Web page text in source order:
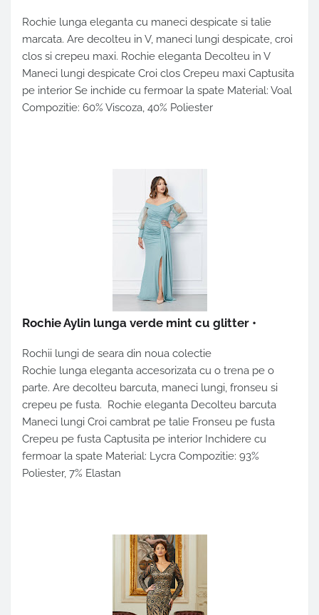
Rochie lunga eleganta cu maneci despicate si talie
marcata. Are decolteu in V, maneci lungi despicate, croi
clos si crepeu maxi. Rochie eleganta Decolteu in V
Maneci lungi despicate Croi clos Crepeu maxi Captusita
pe interior Se inchide cu fermoar la spate Material: Voal
Compozitie: 60% Viscoza, 40% Poliester
Rochie Aylin lunga verde mint cu glitter •
Rochii lungi de seara din noua colectie
Rochie lunga eleganta accesorizata cu o trena pe o
parte. Are decolteu barcuta, maneci lungi, fronseu si
crepeu pe fusta. Rochie eleganta Decolteu barcuta
Maneci lungi Croi cambrat pe talie Fronseu pe fusta
Crepeu pe fusta Captusita pe interior Inchidere cu
fermoar la spate Material: Lycra Compozitie: 93%
Poliester, 7% Elastan